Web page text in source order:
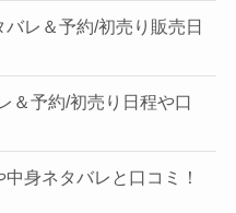
バレ＆予約/初売り販売日
＆予約/初売り日程や口
身ネタバレと口コミ！